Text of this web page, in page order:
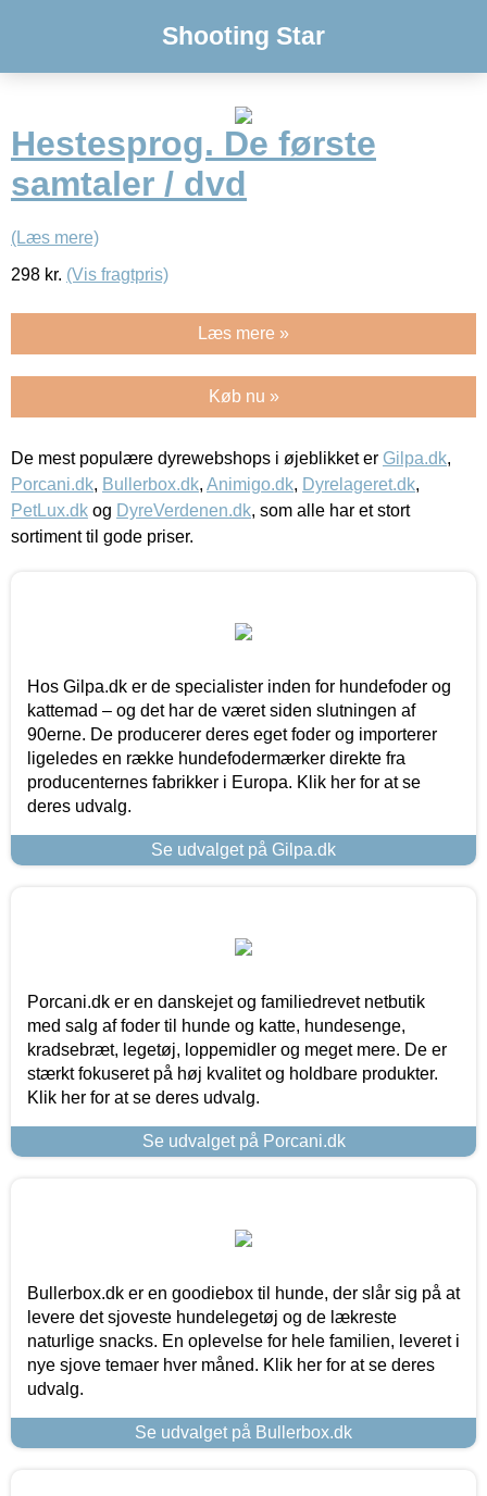
Shooting Star
Hestesprog. De første
samtaler / dvd
(Læs mere)
298 kr. (Vis fragtpris)
Læs mere »
Køb nu »
De mest populære dyrewebshops i øjeblikket er Gilpa.dk,
Porcani.dk, Bullerbox.dk, Animigo.dk, Dyrelageret.dk,
PetLux.dk og DyreVerdenen.dk, som alle har et stort
sortiment til gode priser.
Hos Gilpa.dk er de specialister inden for hundefoder og
kattemad – og det har de været siden slutningen af
90erne. De producerer deres eget foder og importerer
ligeledes en række hundefodermærker direkte fra
producenternes fabrikker i Europa. Klik her for at se
deres udvalg.
Se udvalget på Gilpa.dk
Porcani.dk er en danskejet og familiedrevet netbutik
med salg af foder til hunde og katte, hundesenge,
kradsebræt, legetøj, loppemidler og meget mere. De er
stærkt fokuseret på høj kvalitet og holdbare produkter.
Klik her for at se deres udvalg.
Se udvalget på Porcani.dk
Bullerbox.dk er en goodiebox til hunde, der slår sig på at
levere det sjoveste hundelegetøj og de lækreste
naturlige snacks. En oplevelse for hele familien, leveret i
nye sjove temaer hver måned. Klik her for at se deres
udvalg.
Se udvalget på Bullerbox.dk